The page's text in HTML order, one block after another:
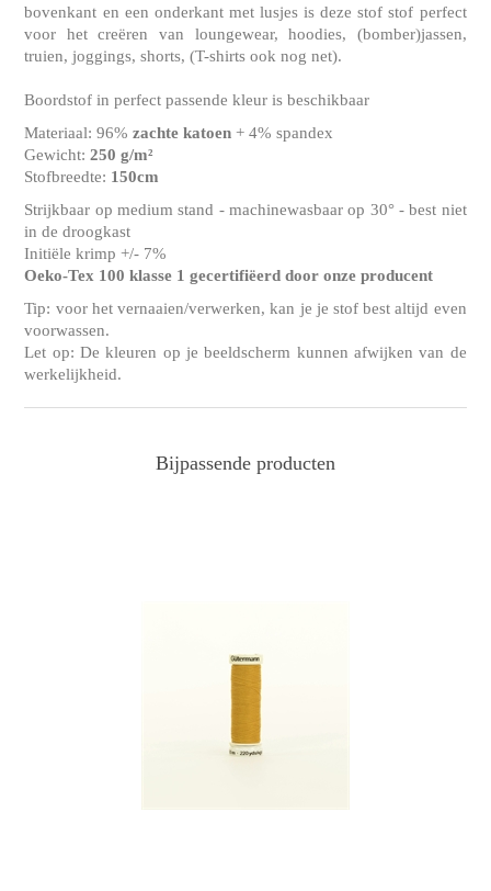
bovenkant en een onderkant met lusjes is deze stof stof perfect
voor het creëren van loungewear, hoodies, (bomber)jassen,
truien, joggings, shorts, (T-shirts ook nog net).
Boordstof in perfect passende kleur is beschikbaar
Materiaal: 96%zachte katoen + 4% spandex
Gewicht:250 g/m²
Stofbreedte: 150cm
Strijkbaar op medium stand - machinewasbaar op 30° - best niet
in de droogkast
Initiële krimp +/- 7%
Oeko-Tex 100 klasse 1 gecertifiëerd door onze producent
Tip: voor het vernaaien/verwerken, kan je je stof best altijd even
voorwassen.
Let op: De kleuren op je beeldscherm kunnen afwijken van de
werkelijkheid.
Bijpassende producten